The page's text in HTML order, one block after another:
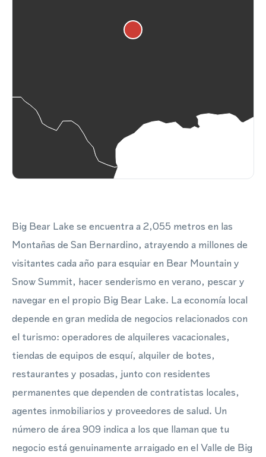
Big Bear Lake se encuentra a 2,055 metros en las
Montañas de San Bernardino, atrayendo a millones de
visitantes cada año para esquiar en Bear Mountain y
Snow Summit, hacer senderismo en verano, pescar y
navegar en el propio Big Bear Lake. La economía local
depende en gran medida de negocios relacionados con
el turismo: operadores de alquileres vacacionales,
tiendas de equipos de esquí, alquiler de botes,
restaurantes y posadas, junto con residentes
permanentes que dependen de contratistas locales,
agentes inmobiliarios y proveedores de salud. Un
número de área 909 indica a los que llaman que tu
negocio está genuinamente arraigado en el Valle de Big